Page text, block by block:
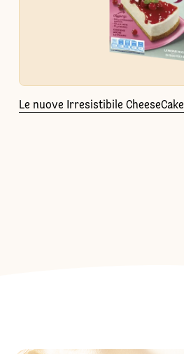
Le nuove Irresistibile CheeseCake